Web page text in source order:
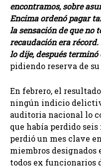
encontramos, sobre
Encima ordenó pagar
la sensación de que no
recaudación era récord.
lo dije, después terminó
pidiendo reserva de
En febrero, el
ningún indicio
auditoria nacional lo
que había perdido
perdió un mes clave
miembros
todos ex funcionarios